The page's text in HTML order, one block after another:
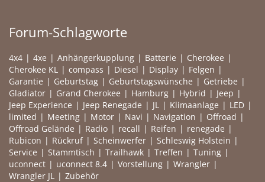
Forum-Schlagworte
4x4 4xe Anhängerkupplung Batterie
Cherokee
Cherokee KL
compass Diesel Display
Felgen
Garantie
Geburtstag Geburtstagswünsche
Getriebe
Gladiator
Grand Cherokee Hamburg Hybrid
Jeep
Jeep Experience
Jeep Renegade JL Klimaanlage
LED
limited
Meeting Motor Navi Navigation
Offroad
Offroad Gelände
Radio recall Reifen
renegade
Rubicon
Rückruf Scheinwerfer
Schleswig Holstein
Service
Stammtisch Trailhawk Treffen
Tuning
uconnect
uconnect 8.4 Vorstellung
Wrangler
Wrangler JL
Zubehör